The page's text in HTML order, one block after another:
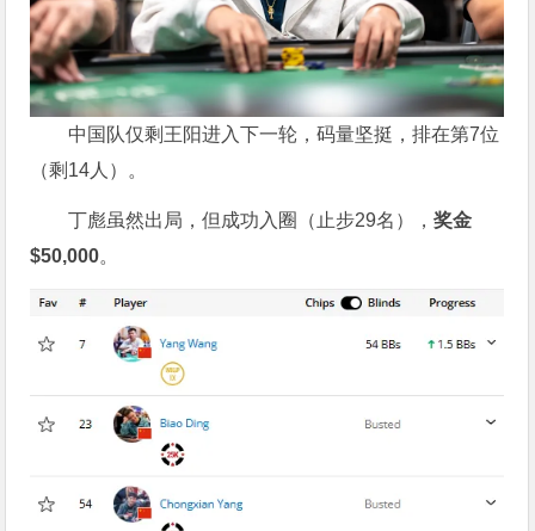
中国队仅剩王阳进入下一轮，码量坚挺，排在第7位
（剩14人）。
丁彪虽然出局，但成功入圈（止步29名），奖金
$50,000。